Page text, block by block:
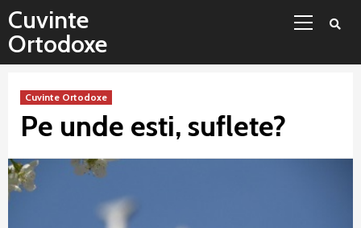
Sari
conținut
Cuvinte
Ortodoxe
Cuvinte Ortodoxe
Pe unde esti, suflete?